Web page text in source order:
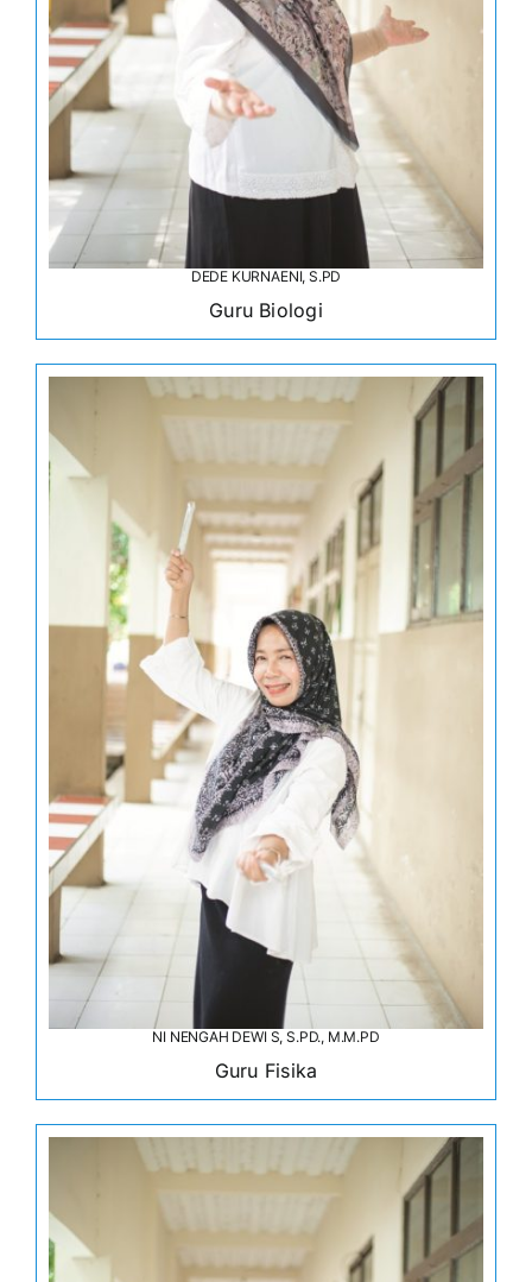
DEDE KURNAENI, S.PD
Guru Biologi
NI NENGAH DEWI S, S.PD., M.M.PD
Guru Fisika